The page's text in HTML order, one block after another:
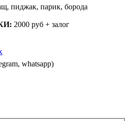
пиджак, парик, борода
2000 руб + залог
whatsapp)